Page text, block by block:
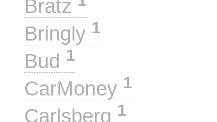
Bratz
Bringly 1
Bud 1
CarMoney 1
Carlsberg 1